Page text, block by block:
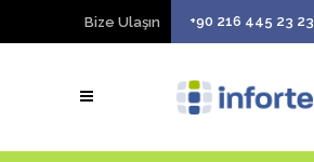
Bize Ulaşın +90 216 445 23 23